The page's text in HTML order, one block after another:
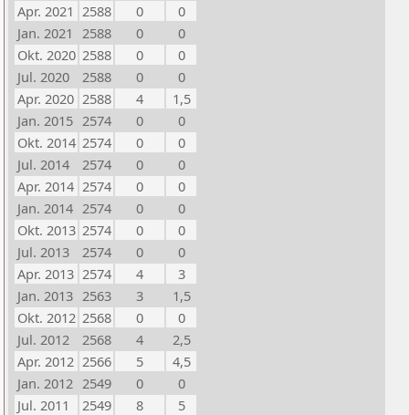
Apr. 2021 2588 0
0
Jan. 2021 2588 0
0
Okt. 2020 2588 0
0
Jul. 2020
2588 0
0
Apr. 2020 2588 4
1,5
Jan. 2015 2574 0
0
Okt. 2014 2574 0
0
Jul. 2014
2574 0
0
Apr. 2014 2574 0
0
Jan. 2014 2574 0
0
Okt. 2013 2574 0
0
Jul. 2013
2574 0
0
Apr. 2013 2574 4
3
Jan. 2013 2563 3
1,5
Okt. 2012 2568 0
0
Jul. 2012
2568 4
2,5
Apr. 2012 2566 5
4,5
Jan. 2012 2549 0
0
Jul. 2011
2549 8
5